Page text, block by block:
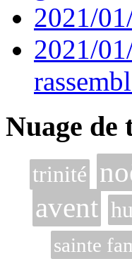
2021/
2021/
Nuage de
trinité
avent
sainte